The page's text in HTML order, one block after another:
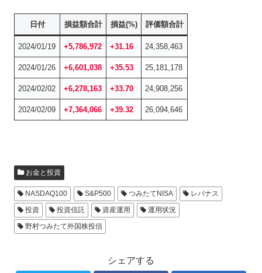
日付 損益額合計 損益(%) 評価額合計
2024/01/19 +5,786,972 +31.16 24,358,463
2024/01/26 +6,601,038 +35.53 25,181,178
2024/02/02 +6,278,163 +33.70 24,908,256
2024/02/09 +7,364,066 +39.32 26,094,646
お金と投資
NASDAQ100 S&P500 つみたてNISA
レバナス
投資
投資信託 資産運用
運用状況
野村つみたて外国株投信
シェアする